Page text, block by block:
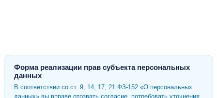
Форма реализации прав субъекта персональных
данных
В соответствии со ст. 9, 14, 17, 21 ФЗ-152 «О персональных
данных» вы вправе отозвать согласие, потребовать уточнения